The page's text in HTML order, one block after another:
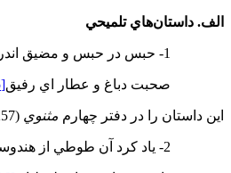
الف. داستان‌هاي تلميحي
1- حبس در حبس و مضيق اندر مضيق
صحبت دباغ و عطار اي رفيق[15]
اين داستان را در دفتر چهارم مثنوي (4/257 به بعد) می‌توان خواند.
2- ياد كرد آن طوطي از هندوستان